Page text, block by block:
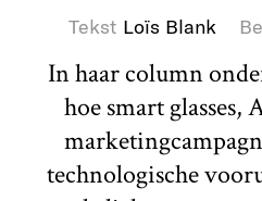
Tekst Loïs Blank
In haar column
hoe smart glasses,
technologische